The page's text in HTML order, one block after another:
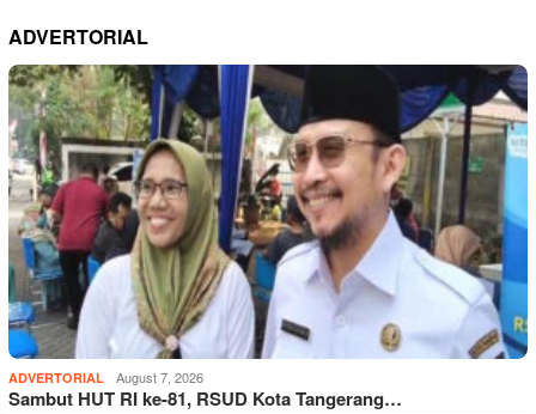
ADVERTORIAL
ADVERTORIAL August 7, 2026
Sambut HUT RI ke-81, RSUD Kota Tangerang…